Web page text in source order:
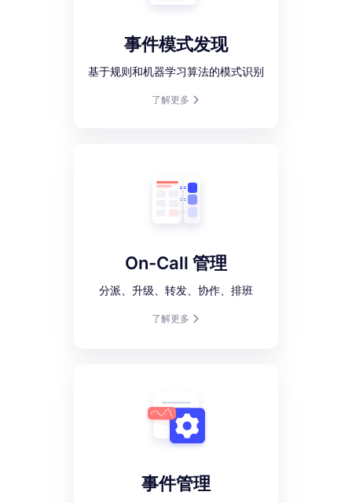
事件模式发现
基于规则和机器学习算法的模式识别
了解更多
On-Call 管理
分派、升级、转发、协作、排班
了解更多
事件管理